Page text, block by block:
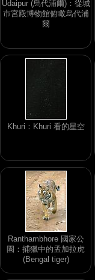
Udaipur (烏代浦爾)：從城
市宮殿博物館俯瞰烏代浦
爾
Khuri：Khuri 看的星空
Ranthambhore 國家公
園：捕獵中的孟加拉虎
(Bengal tiger)